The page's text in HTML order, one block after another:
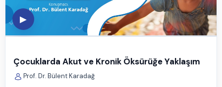
▶
Çocuklarda Akut ve Kronik Öksürüğe Yaklaşım
Prof. Dr. Bülent Karadağ